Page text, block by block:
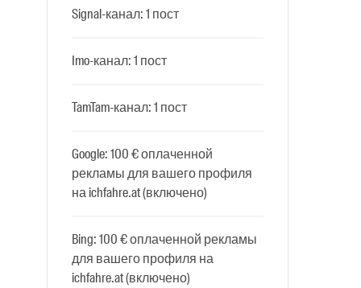
Signal-канал: 1 пост
Imo-канал: 1 пост
TamTam-канал: 1 пост
Google: 100 € оплаченной
рекламы для вашего профиля
на ichfahre.at (включено)
Bing: 100 € оплаченной рекламы
для вашего профиля на
ichfahre.at (включено)